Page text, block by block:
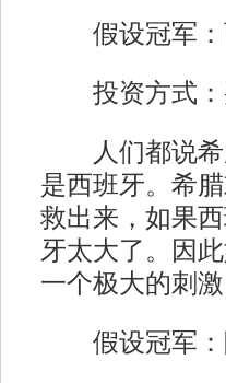
假设冠军：
投资方式：
人们都说希
是西班牙。希
救出来，如果
牙太大了。因
一个极大的刺
假设冠军：